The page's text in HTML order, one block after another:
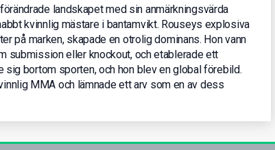
landskapet med sin anmärkningsvärda
kvinnlig mästare i bantamvikt. Rouseys explosiva
på marken, skapade en otrolig dominans. Hon vann
submission eller knockout, och etablerade ett
bortom sporten, och hon blev en global förebild.
MMA och lämnade ett arv som en av dess